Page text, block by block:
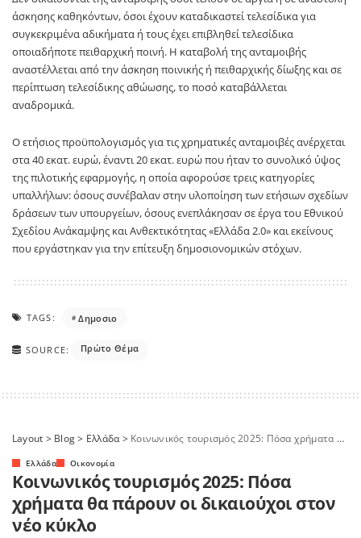
άσκησης καθηκόντων, όσοι έχουν καταδικαστεί τελεσίδικα για
συγκεκριμένα αδικήματα ή τους έχει επιβληθεί τελεσίδικα
οποιαδήποτε πειθαρχική ποινή. Η καταβολή της ανταμοιβής
αναστέλλεται από την άσκηση ποινικής ή πειθαρχικής δίωξης και σε
περίπτωση τελεσίδικης αθώωσης, το ποσό καταβάλλεται
αναδρομικά.
Ο ετήσιος προϋπολογισμός για τις χρηματικές ανταμοιβές ανέρχεται
στα 40 εκατ. ευρώ, έναντι 20 εκατ. ευρώ που ήταν το συνολικό ύψος
της πιλοτικής εφαρμογής, η οποία αφορούσε τρεις κατηγορίες
υπαλλήλων: όσους συνέβαλαν στην υλοποίηση των ετήσιων σχεδίων
δράσεων των υπουργείων, όσους ενεπλάκησαν σε έργα του Εθνικού
Σχεδίου Ανάκαμψης και Ανθεκτικότητας «Ελλάδα 2.0» και εκείνους
που εργάστηκαν για την επίτευξη δημοσιονομικών στόχων.
TAGS: Δημοσιο
SOURCE: Πρώτο Θέμα
Layout > Blog> Ελλάδα> Κοινωνικός τουρισμός 2025: Πόσα χρήματα θα πάρουν οι δικαιούχοι στον νέο κύκλο
Ελλάδα Οικονομία
Κοινωνικός τουρισμός 2025: Πόσα
χρήματα θα πάρουν οι δικαιούχοι στον
νέο κύκλο